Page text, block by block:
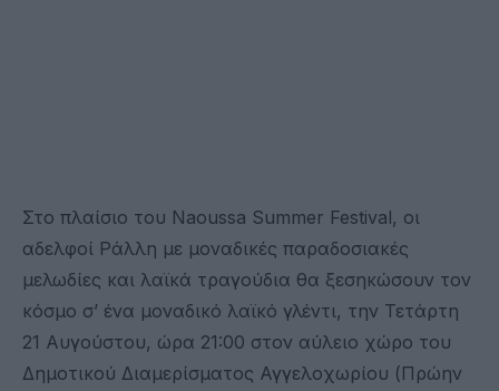
Στο πλαίσιο του Naoussa Summer Festival, oι
αδελφοί Ράλλη με μοναδικές παραδοσιακές
μελωδίες και λαϊκά τραγούδια θα ξεσηκώσουν τον
κόσμο σ’ ένα μοναδικό λαϊκό γλέντι, την Τετάρτη
21 Αυγούστου, ώρα 21:00 στον αύλειο χώρο του
Δημοτικού Διαμερίσματος Αγγελοχωρίου (Πρώην